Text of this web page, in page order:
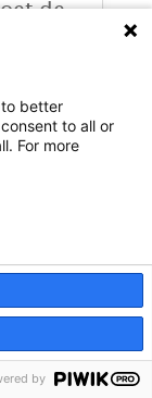
de
better
to all or
For more
by